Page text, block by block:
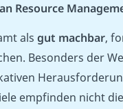
Resource
als gut machbar,
Besonders der
empfinden nicht